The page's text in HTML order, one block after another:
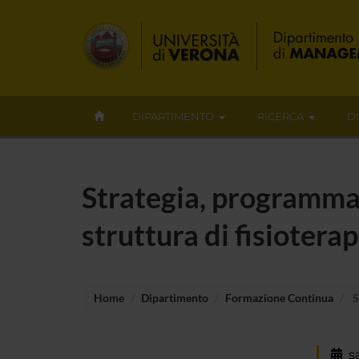
DIPARTIMENTO RICERCA
Strategia,
struttura di
Home Dipartimento Formazione Continua